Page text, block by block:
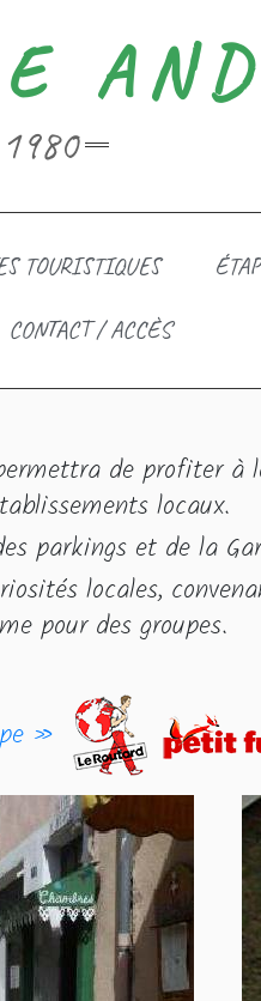
TOURISTIQUES
CONTACT / ACCÈS
de profiter à
locaux.
parkings et de la
locales,
pour des groupes.
»